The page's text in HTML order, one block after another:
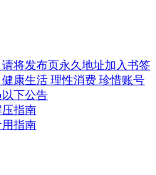
请将发布页永久地址加入书签
康生活 理性消费 珍惜账号
下公告
指南
指南